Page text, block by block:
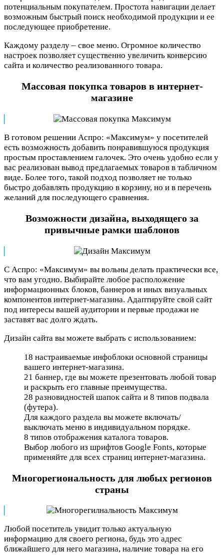
потенциальным покупателем. Простота навигации делает
возможным быстрый поиск необходимой продукции и ее
последующее приобретение.
Каждому разделу – свое меню. Огромное количество
настроек позволяет существенно увеличить конверсию
сайта и количество реализованного товара.
Массовая покупка товаров в интернет-
магазине
В готовом решении Аспро: «Максимум» у посетителей
есть возможность добавить понравившуюся продукция
простым проставлением галочек. Это очень удобно если у
вас реализован вывод предлагаемых товаров в табличном
виде. Более того, такой подход позволяет не только
быстро добавлять продукцию в корзину, но и в перечень
желаний для последующего сравнения.
Возможности дизайна, выходящего за
привычные рамки шаблонов
С Аспро: «Максимум» вы вольны делать практически все,
что вам угодно. Выбирайте любое расположение
информационных блоков, баннеров и иных визуальных
компонентов интернет-магазина. Адаптируйте свой сайт
под интересы вашей аудитории и первые продажи не
заставят вас долго ждать.
Дизайн сайта вы можете выбрать с использованием:
18 настраиваемые инфоблоки основной страницы
вашего интернет-магазина.
21 баннер, где вы можете презентовать любой товар
и раскрыть его главные преимущества.
28 разновидностей шапок сайта и 8 типов подвала
(футера).
Для каждого раздела вы можете включать/
выключать меню в индивидуальном порядке.
8 типов отображения каталога товаров.
Выбор любого из шрифтов Google Fonts, которые
применяйте для всех страниц интернет-магазина.
Многорегиональность для любых регионов
страны
Любой посетитель увидит только актуальную
информацию для своего региона, будь это адрес
ближайшего для него магазина, наличие товара на его